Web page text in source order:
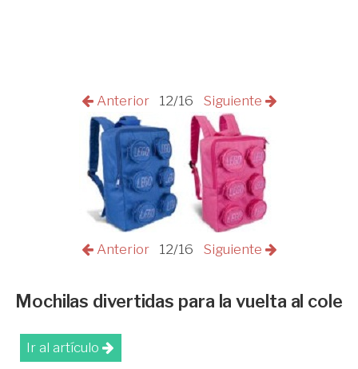
Anterior 12/16 Siguiente
Anterior 12/16 Siguiente
Mochilas divertidas para la vuelta al cole
Ir al artículo